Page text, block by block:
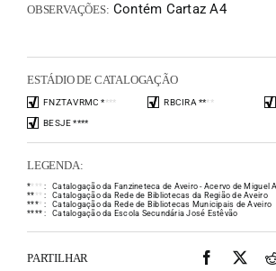
OBSERVAÇÕES: Contém Cartaz A4
ESTÁDIO DE CATALOGAÇÃO
FNZTAVRMC **** RBCIRA ****
BESJE ****
LEGENDA:
** * * :
Catalogação da Fanzineteca de Aveiro - Acervo de Miguel
** * * :
Catalogação da Rede de Bibliotecas da Região de Aveiro
**** :
Catalogação da Rede de Bibliotecas Municipais de Aveiro
**** : Catalogação da Escola Secundária José Estêvão
PARTILHAR Facebook
X